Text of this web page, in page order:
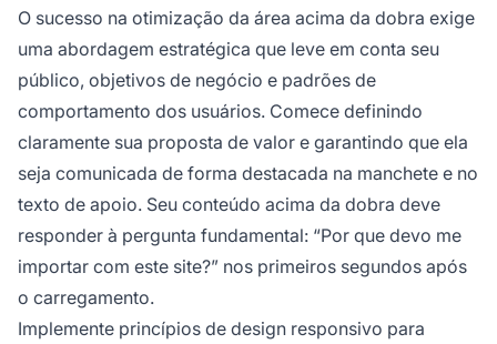
O sucesso na otimização da área acima da dobra exige
uma abordagem estratégica que leve em conta seu
público, objetivos de negócio e padrões de
comportamento dos usuários. Comece definindo
claramente sua proposta de valor e garantindo que ela
seja comunicada de forma destacada na manchete e no
texto de apoio. Seu conteúdo acima da dobra deve
responder à pergunta fundamental: “Por que devo me
importar com este site?” nos primeiros segundos após
o carregamento.
Implemente princípios de design responsivo para